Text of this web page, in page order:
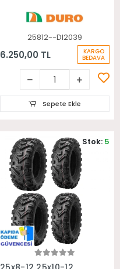
25812--DI2039
6.250,00 TL KARGO
BEDAVA
Sepete Ekle
Sepete Ekle
Stok: 5